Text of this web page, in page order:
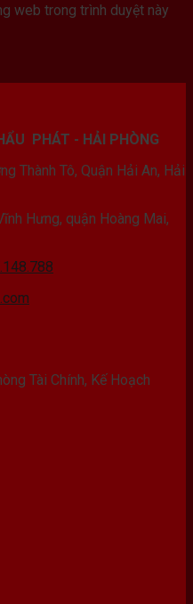
web trong trình duyệt này
PHÁT - HẢI PHÒNG
Thành Tô, Quận Hải An, Hải
Hưng, quận Hoàng Mai,
Tài Chính, Kế Hoạch